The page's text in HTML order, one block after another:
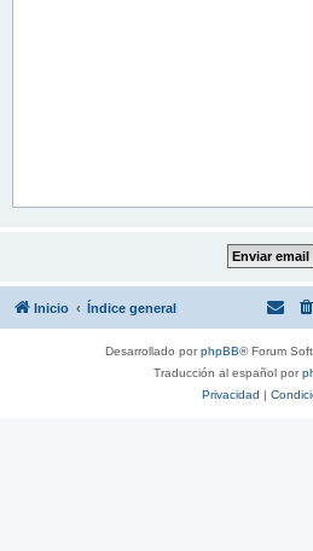
Inicio Índice general
Desarrollado porphpBB® Forum
Traducción al español por
Privacidad |